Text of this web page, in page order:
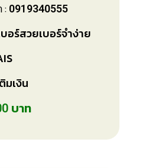
: 0919340555
บอร์สวยเบอร์จำง่าย
มเงิน
บาท